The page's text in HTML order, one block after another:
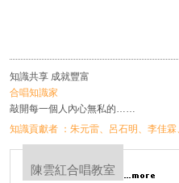
知識共享 成就豐富
合唱知識家
敲開每一個人內心無私的……
知識貢獻者 ： 朱元雷、 呂石明 、 李佳霖
陳雲紅合唱教室